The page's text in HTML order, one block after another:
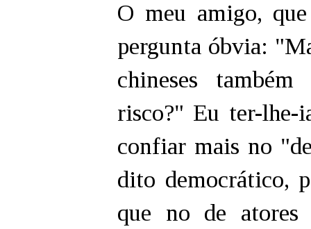
O meu amigo,
pergunta óbvia:
chineses
risco?" Eu ter-lhe-
confiar mais no
dito democrático,
que no de atores